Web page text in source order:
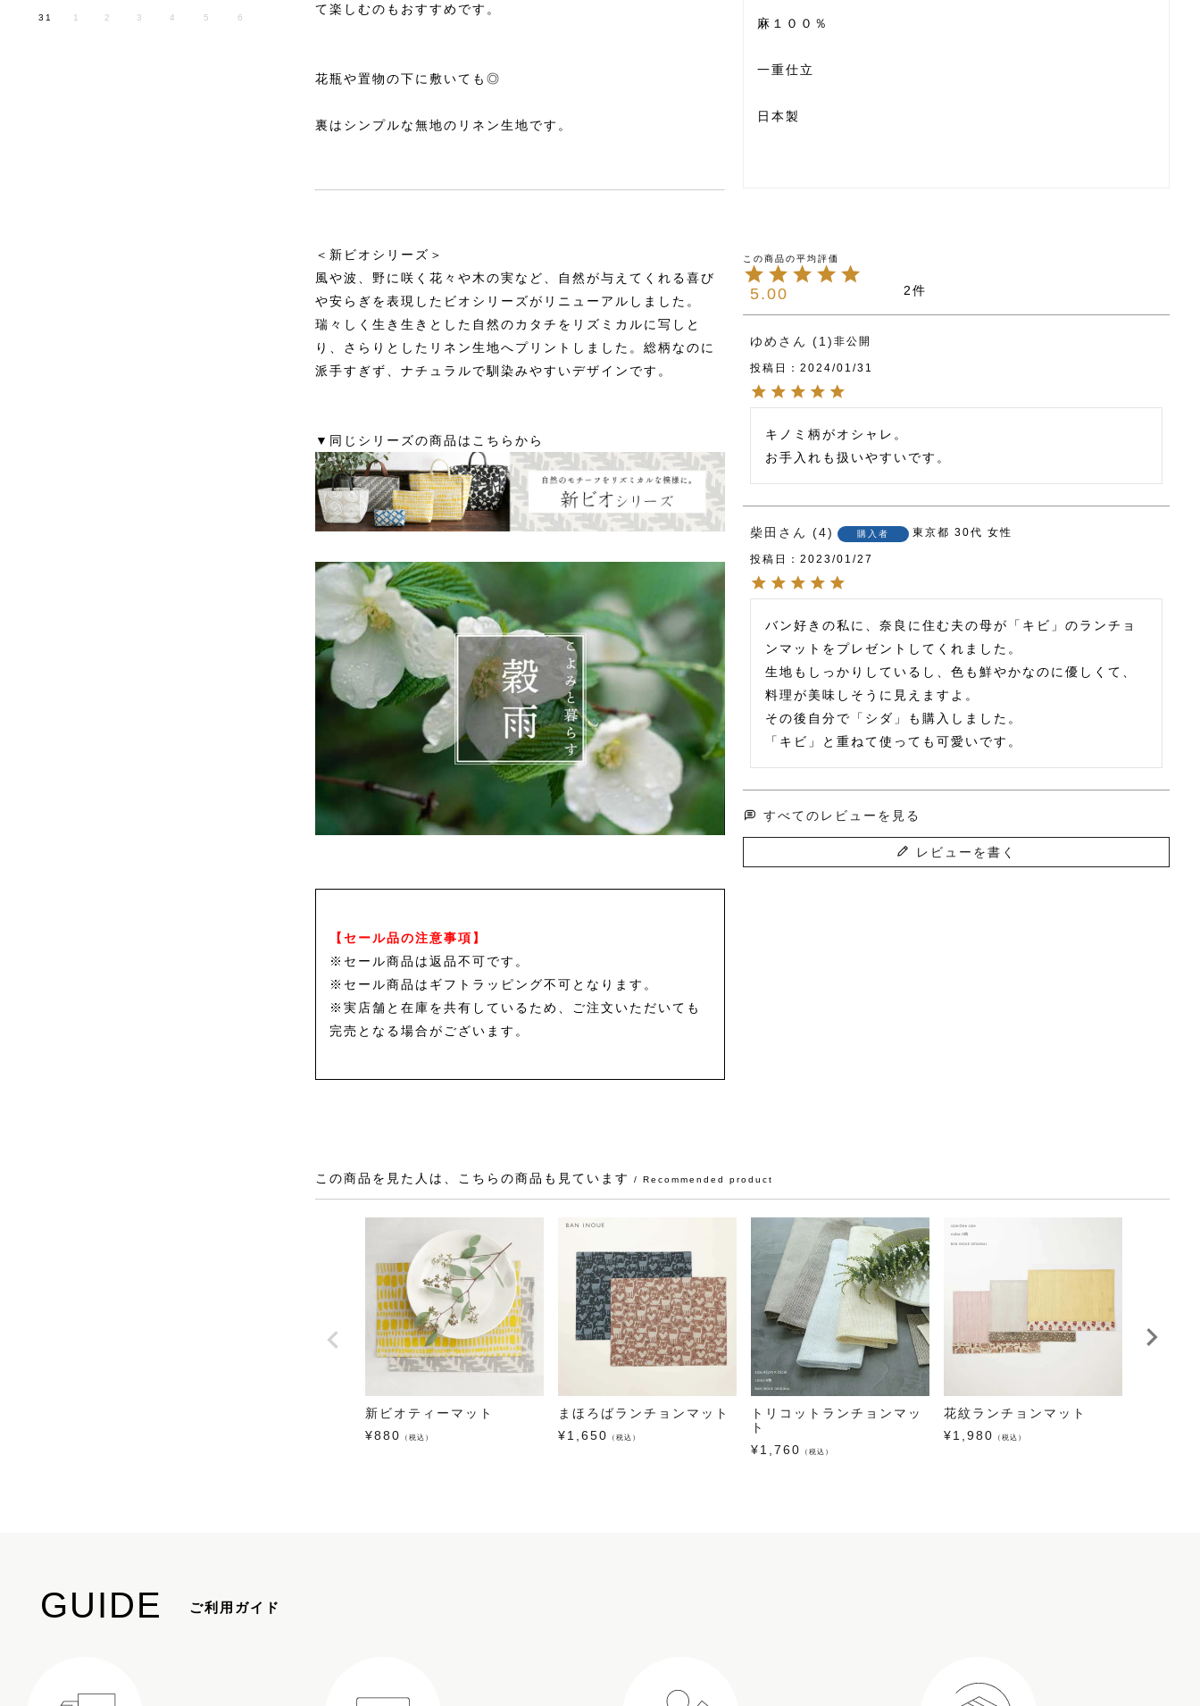
て楽しむのもおすすめです。
花瓶や置物の下に敷いても◎
裏はシンプルな無地のリネン生地です。
＜新ビオシリーズ＞
風や波、野に咲く花々や木の実など、自然が与えてくれる喜び
や安らぎを表現したビオシリーズがリニューアルしました。
瑞々しく生き生きとした自然のカタチをリズミカルに写しと
り、さらりとしたリネン生地へプリントしました。総柄なのに
派手すぎず、ナチュラルで馴染みやすいデザインです。
▼同じシリーズの商品はこちらから
【セール品の注意事項】
※セール商品は返品不可です。
※セール商品はギフトラッピング不可となります。
※実店舗と在庫を共有しているため、ご注文いただいても
完売となる場合がございます。
麻１００％
一重仕立
日本製
5.00 2
ゆめ 1 非公開
投稿日 2024/01/31
キノミ柄がオシャレ。
お手入れも扱いやすいです。
柴田 4 購入者 東京都 30代 女性
投稿日 2023/01/27
バン好きの私に、奈良に住む夫の母が「キビ」のランチョ
ンマットをプレゼントしてくれました。
生地もしっかりしているし、色も鮮やかなのに優しくて、
料理が美味しそうに見えますよ。
その後自分で「シダ」も購入しました。
「キビ」と重ねて使っても可愛いです。
すべてのレビューを見る
レビューを書く
この商品を見た人は、こちらの商品も見ています / Recommended product
新ビオティーマット
¥880 （税込）
まほろばランチョンマット
¥1,650 （税込）
トリコットランチョンマッ
ト
¥1,760 （税込）
花紋ランチョンマット
¥1,980 （税込）
31 1 2 3 4 5 6
GUIDE ご利用ガイド